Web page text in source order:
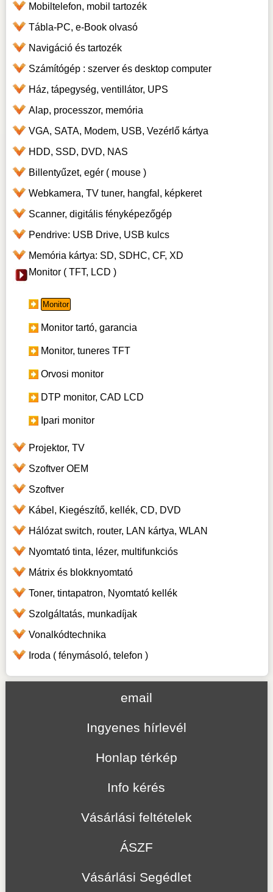
Mobiltelefon, mobil tartozék
Tábla-PC, e-Book olvasó
Navigáció és tartozék
Számítógép : szerver és desktop computer
Ház, tápegység, ventillátor, UPS
Alap, processzor, memória
VGA, SATA, Modem, USB, Vezérlő kártya
HDD, SSD, DVD, NAS
Billentyűzet, egér ( mouse )
Webkamera, TV tuner, hangfal, képkeret
Scanner, digitális fényképezőgép
Pendrive: USB Drive, USB kulcs
Memória kártya: SD, SDHC, CF, XD
Monitor ( TFT, LCD )
Monitor
Monitor tartó, garancia
Monitor, tuneres TFT
Orvosi monitor
DTP monitor, CAD LCD
Ipari monitor
Projektor, TV
Szoftver OEM
Szoftver
Kábel, Kiegészítő, kellék, CD, DVD
Hálózat switch, router, LAN kártya, WLAN
Nyomtató tinta, lézer, multifunkciós
Mátrix és blokknyomtató
Toner, tintapatron, Nyomtató kellék
Szolgáltatás, munkadíjak
Vonalkódtechnika
Iroda ( fénymásoló, telefon )
email
Ingyenes hírlevél
Honlap térkép
Info kérés
Vásárlási feltételek
ÁSZF
Vásárlási Segédlet